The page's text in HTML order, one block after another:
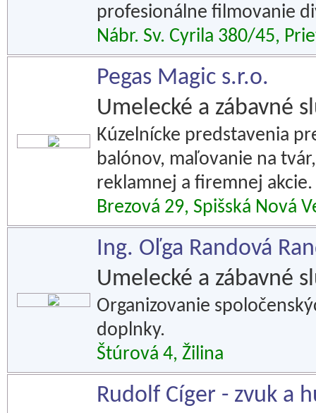
profesionálne filmovanie
Nábr. Sv. Cyrila 380/45,
Pegas Magic s.r.o.
Umelecké a zábavné
Kúzelnícke predstavenia
balónov, maľovanie na
reklamnej a firemnej
Brezová 29, Spišská Nová
Ing. Oľga Randová
Umelecké a zábavné
Organizovanie
doplnky.
Štúrová 4, Žilina
Rudolf Cíger - zvuk a